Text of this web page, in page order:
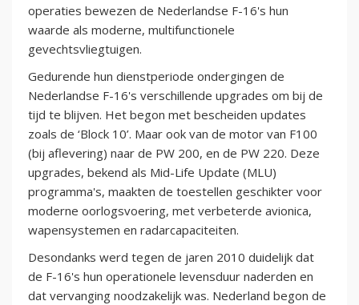
operaties bewezen de Nederlandse F-16's hun
waarde als moderne, multifunctionele
gevechtsvliegtuigen.
Gedurende hun dienstperiode ondergingen de
Nederlandse F-16's verschillende upgrades om bij de
tijd te blijven. Het begon met bescheiden updates
zoals de ‘Block 10’. Maar ook van de motor van F100
(bij aflevering) naar de PW 200, en de PW 220. Deze
upgrades, bekend als Mid-Life Update (MLU)
programma's, maakten de toestellen geschikter voor
moderne oorlogsvoering, met verbeterde avionica,
wapensystemen en radarcapaciteiten.
Desondanks werd tegen de jaren 2010 duidelijk dat
de F-16's hun operationele levensduur naderden en
dat vervanging noodzakelijk was. Nederland begon de